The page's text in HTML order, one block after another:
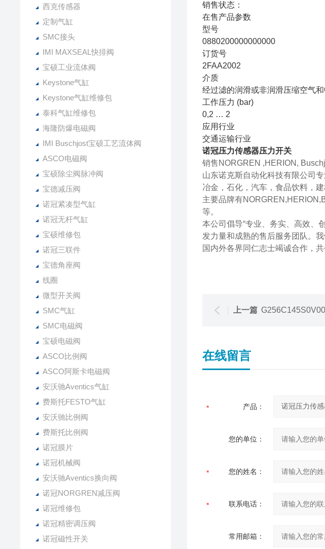
西克传感器
定制气缸
SMC接头
IMI MAXSEAL快排阀
宝硕工业流体阀
Keystone气缸
Keystone气缸维修包
泰科气缸维修包
海隆防爆电磁阀
IMI Buschjost宝硕工艺流体阀
ASCO电磁阀
宝硕除尘阀脉冲阀
宝德减压阀
诺冠紧凑型气缸
诺冠无杆气缸
宝硕维修包
诺冠三联件
宝德角座阀
线圈
微型开关阀
SMC气缸
SMC电磁阀
宝硕电磁阀
ASCO比例阀
ASCO阿斯卡电磁阀
安沃驰Aventics气缸
费斯托FESTO气缸
安沃驰比例阀
费斯托比例阀
诺冠膜片
诺冠机械阀
安沃驰Aventics换向阀
诺冠NORGREN减压阀
诺冠维修包
诺冠精密调压阀
诺冠磁性开关
销售状态：
在售产品参数
型号
0880200000000000
订货号
2FAA2002
介质
经过滤的润滑或非润滑压缩空气
工作压力 (bar)
0,2 … 2
应用行业
交通运输行业
诺冠压力传感器压力开关
销售NORGREN ,HERION,
山东诺克斯自动化科技有限公司
冶金，石化，汽车，食品饮料，
主要品牌有
等。
本公司倡导“专业、务实、高效、
发力量和成熟的售后服务团队。
国内外各界同仁志士竭诚合作，共
上一篇
在线留言
产品：
您的单位：
您的姓名：
联系电话：
常用邮箱：